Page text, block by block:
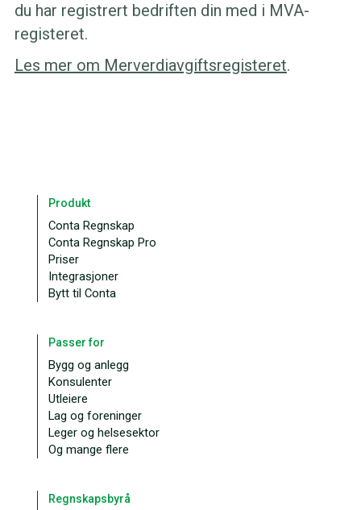
du har registrert bedriften din med i MVA-
registeret.
Les mer om Merverdiavgiftsregisteret.
Produkt
Conta Regnskap
Conta Regnskap Pro
Priser
Integrasjoner
Bytt til Conta
Passer for
Bygg og anlegg
Konsulenter
Utleiere
Lag og foreninger
Leger og helsesektor
Og mange flere
Regnskapsbyrå